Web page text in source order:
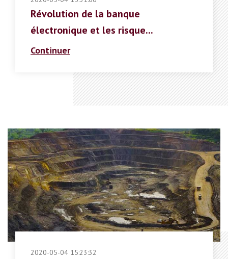
Révolution de la banque
électronique et les risque...
Continuer
2020-05-04 15:23:32